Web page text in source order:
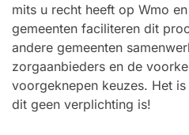
mits u recht heeft op Wmo
gemeenten faciliteren dit
andere gemeenten
zorgaanbieders en de
voorgeknepen keuzes. Het
dit geen verplichting is!